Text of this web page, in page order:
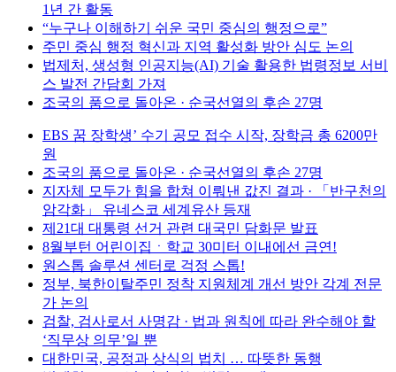
1년 간 활동
“누구나 이해하기 쉬운 국민 중심의 행정으로”
주민 중심 행정 혁신과 지역 활성화 방안 심도 논의
법제처, 생성형 인공지능(AI) 기술 활용한 법령정보 서비
스 발전 간담회 가져
조국의 품으로 돌아온 · 순국선열의 후손 27명
EBS 꿈 장학생’ 수기 공모 접수 시작, 장학금 총 6200만
원
조국의 품으로 돌아온 · 순국선열의 후손 27명
지자체 모두가 힘을 합쳐 이뤄낸 값진 결과 · 「반구천의
암각화」 유네스코 세계유산 등재
제21대 대통령 선거 관련 대국민 담화문 발표
8월부턴 어린이집ㆍ학교 30미터 이내에선 금연!
원스톱 솔루션 센터로 걱정 스톱!
정부, 북한이탈주민 정착 지원체계 개선 방안 각계 전문
가 논의
검찰, 검사로서 사명감 · 법과 원칙에 따라 완수해야 할
‘직무상 의무’일 뿐
대한민국, 공정과 상식의 법치 … 따뜻한 동행